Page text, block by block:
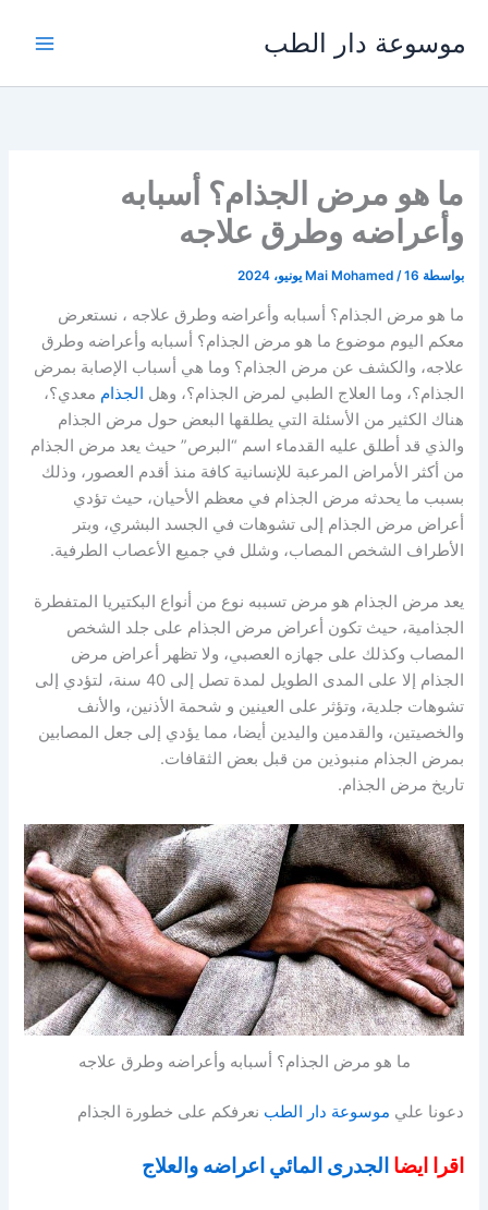
المحتوى
موسوعة دار الطب
ما هو مرض الجذام؟ أسبابه
وأعراضه وطرق علاجه
بواسطة Mai Mohamed /16 يونيو، 2024
ما هو مرض الجذام؟ أسبابه وأعراضه وطرق علاجه ، نستعرض
معكم اليوم موضوع ما هو مرض الجذام؟ أسبابه وأعراضه وطرق
علاجه، والكشف عن مرض الجذام؟ وما هي أسباب الإصابة بمرض
الجذام؟، وما العلاج الطبي لمرض الجذام؟، وهل الجذام معدي؟،
هناك الكثير من الأسئلة التي يطلقها البعض حول مرض الجذام
والذي قد أطلق عليه القدماء اسم “البرص” حيث يعد مرض الجذام
من أكثر الأمراض المرعبة للإنسانية كافة منذ أقدم العصور، وذلك
بسبب ما يحدثه مرض الجذام في معظم الأحيان، حيث تؤدي
أعراض مرض الجذام إلى تشوهات في الجسد البشري، وبتر
الأطراف الشخص المصاب، وشلل في جميع الأعصاب الطرفية.
يعد مرض الجذام هو مرض تسببه نوع من أنواع البكتيريا المتفطرة
الجذامية، حيث تكون أعراض مرض الجذام على جلد الشخص
المصاب وكذلك على جهازه العصبي، ولا تظهر أعراض مرض
الجذام إلا على المدى الطويل لمدة تصل إلى 40 سنة، لتؤدي إلى
تشوهات جلدية، وتؤثر على العينين و شحمة الأذنين، والأنف
والخصيتين، والقدمين واليدين أيضا، مما يؤدي إلى جعل المصابين
بمرض الجذام منبوذين من قبل بعض الثقافات.
تاريخ مرض الجذام.
ما هو مرض الجذام؟ أسبابه وأعراضه وطرق علاجه
دعونا علي موسوعة دار الطب نعرفكم على خطورة الجذام
اقرا ايضا الجدرى المائي اعراضه والعلاج